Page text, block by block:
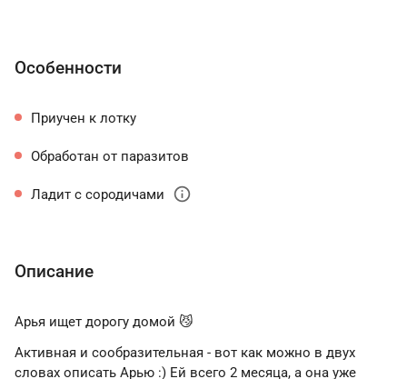
Особенности
Приучен к лотку
Обработан от паразитов
Ладит с сородичами info
Описание
Арья ищет дорогу домой 😼
Активная и сообразительная - вот как можно в двух
словах описать Арью :) Ей всего 2 месяца, а она уже